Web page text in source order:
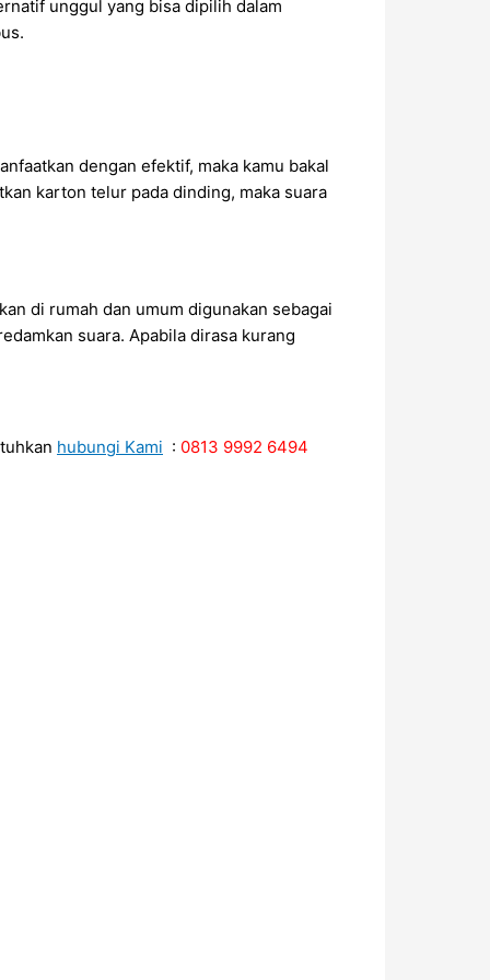
unggul yang bisa dipilih dalam
dengan efektif, maka kamu bakal
karton telur pada dinding, maka suara
di rumah dan umum digunakan sebagai
suara. Apabila dirasa kurang
hubungi Kami : 0813 9992 6494